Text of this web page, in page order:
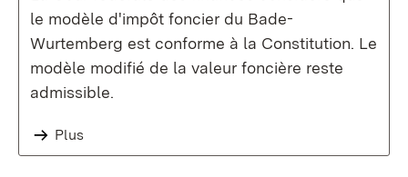
le modèle d'impôt foncier du Bade-
Wurtemberg est conforme à la Constitution. Le
modèle modifié de la valeur foncière reste
admissible.
Plus